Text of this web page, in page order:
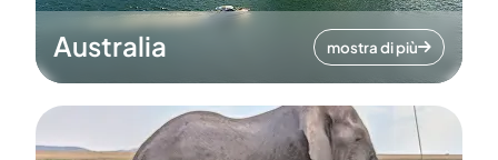
Australia mostra di più